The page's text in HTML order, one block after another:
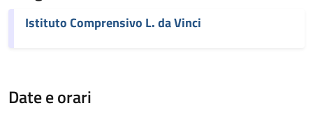
Istituto Comprensivo L. da Vinci
Date e orari